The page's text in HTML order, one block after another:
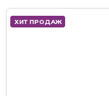
ХИТ ПРОДАЖ
ХИТ ПРОДАЖ